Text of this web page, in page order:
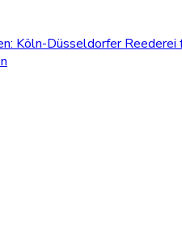
Köln-Düsseldorfer Reederei